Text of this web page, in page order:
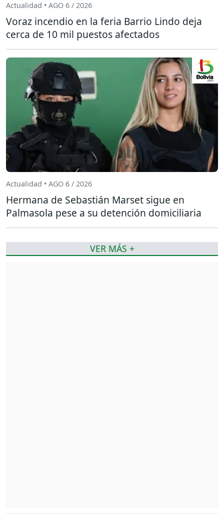
Actualidad • AGO 6 / 2026
Voraz incendio en la feria Barrio Lindo deja
cerca de 10 mil puestos afectados
Actualidad • AGO 6 / 2026
Hermana de Sebastián Marset sigue en
Palmasola pese a su detención domiciliaria
VER MÁS +